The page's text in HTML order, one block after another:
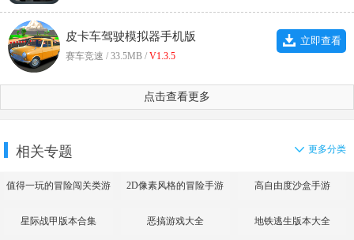
皮卡车驾驶模拟器手机版
赛车竞速 / 33.5MB / V1.3.5
立即查看
点击查看更多
相关专题 更多分类
值得一玩的冒险闯关类游 2D像素风格的冒险手游 高自由度沙盒手游
星际战甲版本合集 恶搞游戏大全 地铁逃生版本大全